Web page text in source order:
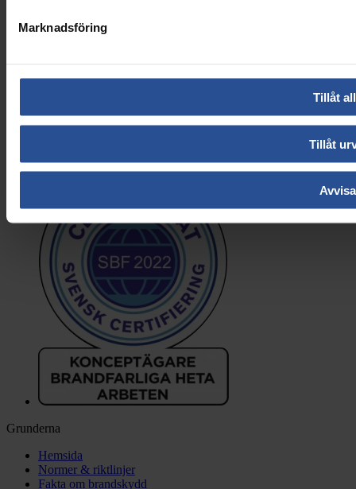
Marknadsföring
Tillåt
Tillåt
Avvisa
Grunderna
Hemsida
Normer & riktlinjer
Fakta om brandskydd